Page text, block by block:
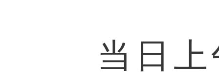
当日上午